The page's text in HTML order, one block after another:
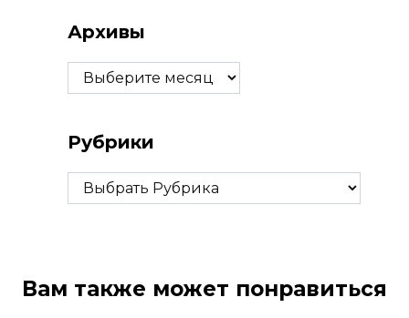
Архивы
Архивы
Рубрики
Рубрики
Вам также может понравиться